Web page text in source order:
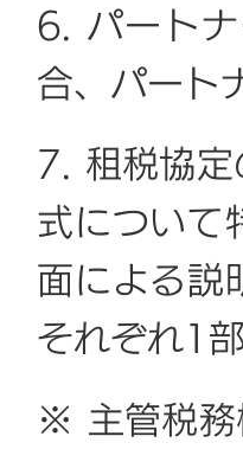
6. パート
合、パート
7. 租税協
式について
面による説
それぞれ1部
※ 主管税務